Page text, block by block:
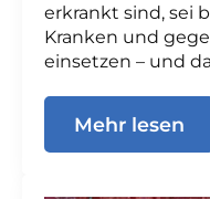
erkrankt sind, sei
Kranken und
einsetzen – und
Mehr lesen